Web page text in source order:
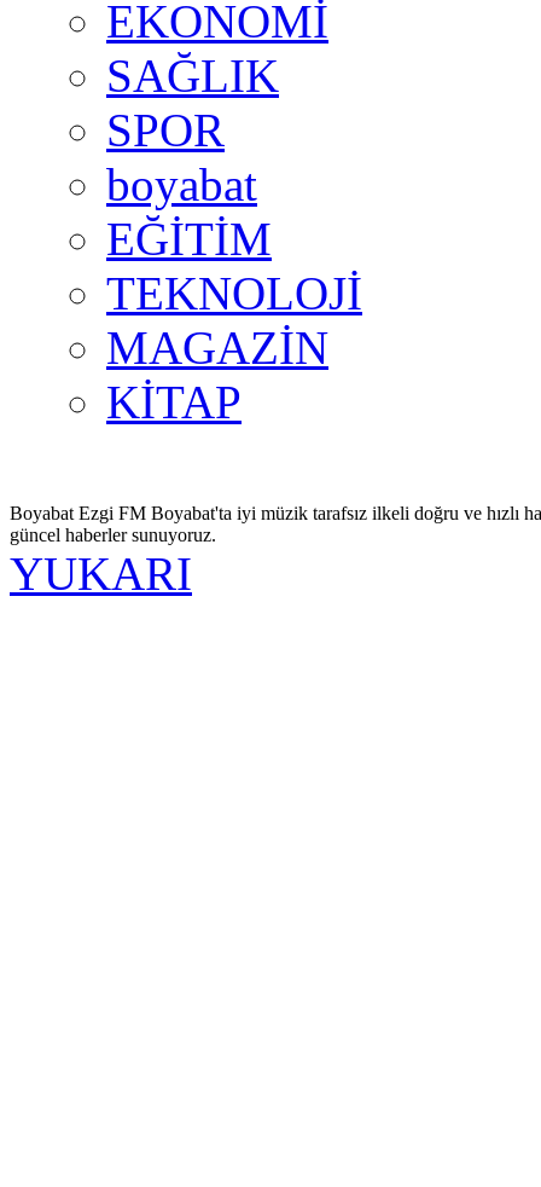
EKONOMİ
SAĞLIK
SPOR
boyabat
EĞİTİM
TEKNOLOJİ
MAGAZİN
KİTAP
Boyabat Ezgi FM Boyabat'ta iyi müzik tarafsız ilkeli doğru ve hızlı
güncel haberler sunuyoruz.
YUKARI